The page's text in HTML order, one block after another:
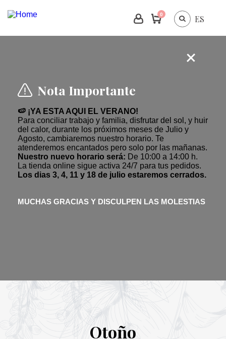
0 ES
Nota Importante
🍉 ¡YA ESTA AQUI EL VERANO!
Para conciliar trabajo y familia, disfrutar del sol, y huir
del calor, durante los próximos meses de Julio y
Agosto, cambiaremos nuestro horario. Te
atenderemos encantados pero solo por las mañanas.
Nuestro nuevo horario será: De 10:00 a 14:00 h.
La tienda online sigue activa 24/7 para tus pedidos.
Los dias 3, 4, 11 y 18 de julio estaremos cerrados.
MUCHAS GRACIAS Y DISCULPEN LAS MOLESTIAS
Otoño